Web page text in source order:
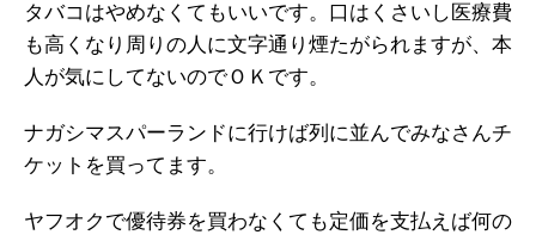
タバコはやめなくてもいいです。口はくさいし医療費
も高くなり周りの人に文字通り煙たがられますが、本
人が気にしてないのでＯＫです。
ナガシマスパーランドに行けば列に並んでみなさんチ
ケットを買ってます。
ヤフオクで優待券を買わなくても定価を支払えば何の